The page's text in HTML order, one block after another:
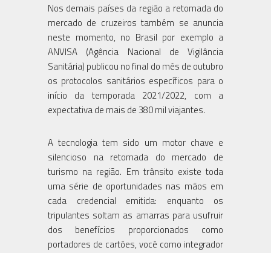
Nos demais países da região a retomada do
mercado de cruzeiros também se anuncia
neste momento, no Brasil por exemplo a
ANVISA (Agência Nacional de Vigilância
Sanitária) publicou no final do mês de outubro
os protocolos sanitários específicos para o
início da temporada 2021/2022, com a
expectativa de mais de 380 mil viajantes.
A tecnologia tem sido um motor chave e
silencioso na retomada do mercado de
turismo na região. Em trânsito existe toda
uma série de oportunidades nas mãos em
cada credencial emitida: enquanto os
tripulantes soltam as amarras para usufruir
dos benefícios proporcionados como
portadores de cartões, você como integrador